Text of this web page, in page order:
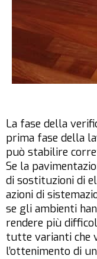
La fase della
prima fase della
può stabilire
Se la
di sostituzioni di
azioni di
se gli ambienti
rendere più
tutte varianti che
l’ottenimento di